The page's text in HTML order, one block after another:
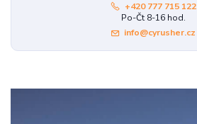
+420 777 715 122
Po-Čt 8-16 hod.
info@cyrusher.cz